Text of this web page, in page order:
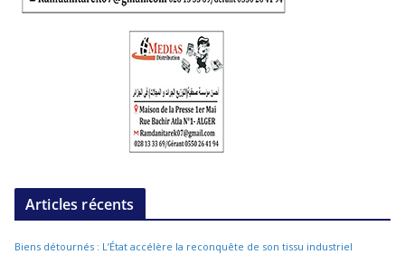
Articles récents
Biens détournés : L’État accélère la reconquête de son tissu industriel